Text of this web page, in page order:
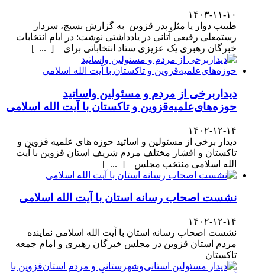
۱۴۰۳-۱۱-۱۰
طبیب دوار یا مثل پدر قزوین_به گزارش بسیج، سردار
رستمعلی رفیعی آتانی در یادداشتی نوشت: در ایام انتخابات
خبرگان رهبری یک عزیزی ستاد انتخاباتی برای [ ... ]
دیداربرخی از مردم و مسئولین واساتید
حوزه‌های‌علمیه‌قزوین و تاکستان با آیت الله اسلامی
۱۴۰۲-۱۲-۱۴
دیدار برخی از مسئولین و اساتید حوزه های علمیه قزوین و
تاکستان و اقشار مختلف مردم شریف استان قزوین با آیت
الله اسلامی منتخب مجلس [ ... ]
نشست اصحاب رسانه استان با آیت الله اسلامی
۱۴۰۲-۱۲-۱۴
نشست اصحاب رسانه استان با آیت الله اسلامی نماینده
مردم استان قزوین در مجلس خبرگان رهبری و امام جمعه
تاکستان